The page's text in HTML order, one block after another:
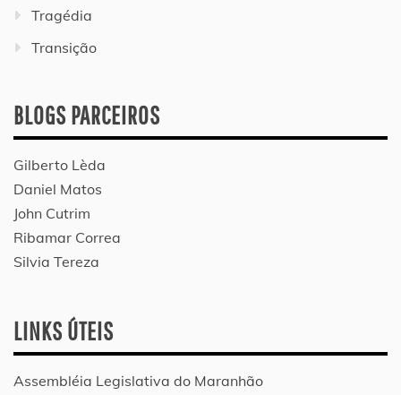
Tragédia
Transição
BLOGS PARCEIROS
Gilberto Lèda
Daniel Matos
John Cutrim
Ribamar Correa
Silvia Tereza
LINKS ÚTEIS
Assembléia Legislativa do Maranhão